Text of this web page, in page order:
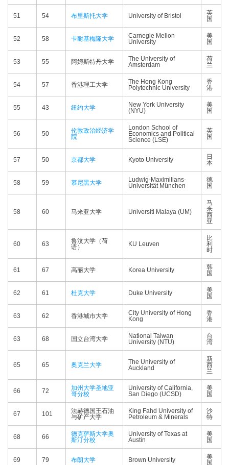
51 54 布里斯托大学 University of Bristol
英
国
52 58 卡耐基梅隆大学
Carnegie Mellon
University
美
国
53 55 阿姆斯特丹大学
The University of
Amsterdam
荷
兰
54 57 香港理工大学
The Hong Kong
Polytechnic University
香
港
55 43 纽约大学
New York University
(NYU)
美
国
56 50
伦敦政治经济学
院
London School of
Economics and Political
Science (LSE)
英
国
57 50 京都大学 Kyoto University
日
本
58 59 慕尼黑大学
Ludwig-Maximilians-
Universität München
德
国
58 60 马来亚大学 Universiti Malaya (UM)
马
来
西
亚
60 63
鲁汶大学（荷
语）
KU Leuven
比
利
时
61 67 高丽大学 Korea University
韩
国
62 61 杜克大学 Duke University
美
国
63 62 香港城市大学
City University of Hong
Kong
香
港
63 68 国立台湾大学
National Taiwan
University (NTU)
台
湾
65 65 奥克兰大学
The University of
Auckland
新
西
兰
66 72
加州大学圣地亚
哥分校
University of California,
San Diego (UCSD)
美
国
67 101
法赫德国王石油
与矿产大学
King Fahd University of
Petroleum & Minerals
沙
特
68 66
德克萨斯大学奥
斯汀分校
University of Texas at
Austin
美
国
69 79 布朗大学 Brown University
美
国